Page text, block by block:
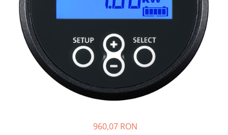
Incarcatoare acumulatori
Panouri fotovoltaice si accesorii
Panouri fotovoltaice
Sisteme prindere panouri
fotovoltaice
960,07 RON